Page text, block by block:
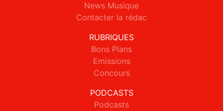
News Musique
Contacter la rédac
RUBRIQUES
Bons Plans
Emissions
Concours
PODCASTS
Podcasts